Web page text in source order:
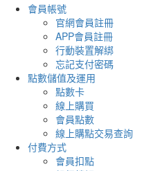
會員帳號
官網會員註冊
APP會員註冊
行動裝置解綁
忘記支付密碼
點數儲值及運用
點數卡
線上購買
會員點數
線上購點交易查詢
付費方式
會員扣點